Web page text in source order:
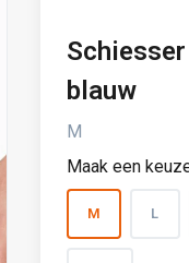
blauw
M
Maak een
M L